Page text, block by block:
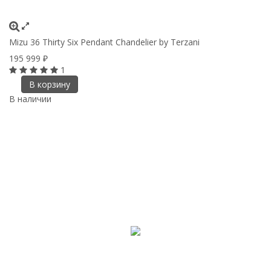
Mizu 36 Thirty Six Pendant Chandelier by Terzani
195 999 ₽
1
В корзину
В наличии